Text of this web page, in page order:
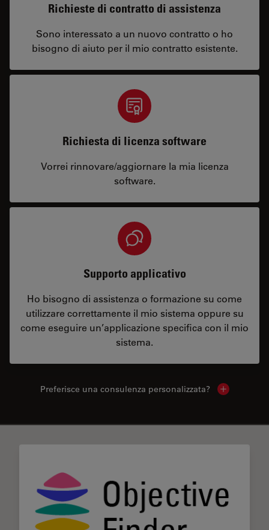
Richieste di contratto di assistenza
Sono interessato a un nuovo contratto o ho
bisogno di aiuto per il mio contratto esistente.
Richiesta di licenza software
Vorrei rinnovare/aggiornare la mia licenza
software.
Supporto applicativo
Ho bisogno di assistenza o formazione su come
utilizzare correttamente il mio sistema oppure su
come eseguire un’applicazione specifica con il mio
sistema.
Preferisce una consulenza personalizzata? Show local